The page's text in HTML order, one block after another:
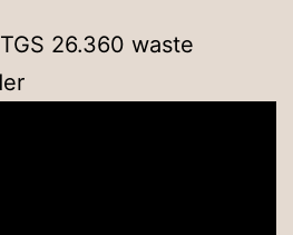
26.360 waste